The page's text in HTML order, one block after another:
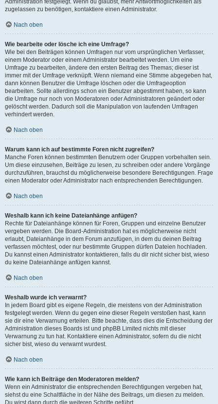
Administration festgelegt. Wenn du glaubst, mehr Antwortmöglichkeiten als
zugelassen zu benötigen, kontaktiere einen Administrator.
Nach oben
Wie bearbeite oder lösche ich eine Umfrage?
Wie bei den Beiträgen können Umfragen nur vom ursprünglichen Verfasser,
einem Moderator oder einem Administrator bearbeitet werden. Um eine
Umfrage zu bearbeiten, ändere den ersten Beitrag des Themas; dieser ist
immer mit der Umfrage verknüpft. Wenn niemand eine Stimme abgegeben hat,
dann können Benutzer die Umfrage löschen oder die Umfrageoption
bearbeiten. Sollte allerdings schon ein Benutzer abgestimmt haben, so kann
die Umfrage nur noch von Moderatoren oder Administratoren geändert oder
gelöscht werden. Dadurch soll die Manipulation von laufenden Umfragen
verhindert werden.
Nach oben
Warum kann ich auf bestimmte Foren nicht zugreifen?
Manche Foren können bestimmten Benutzern oder Gruppen vorbehalten sein.
Um diese einzusehen, Beiträge zu lesen, zu schreiben oder andere Vorgänge
durchzuführen, brauchst du möglicherweise besondere Berechtigungen. Frage
einen Moderator oder Administrator nach entsprechenden Berechtigungen.
Nach oben
Weshalb kann ich keine Dateianhänge anfügen?
Rechte für Dateianhänge können für Foren, Gruppen und einzelne Benutzer
vergeben werden. Die Board-Administration hat es möglicherweise nicht
erlaubt, Dateianhänge in dem Forum anzufügen, in dem du deinen Beitrag
verfassen möchtest, oder nur bestimmte Gruppen dürfen Dateien hochladen.
Du kannst einen Administrator kontaktieren, falls du dir nicht sicher bist, wieso
du keine Dateianhänge anfügen kannst.
Nach oben
Weshalb wurde ich verwarnt?
In jedem Board gibt es eigene Regeln, die meistens von der Administration
festgelegt werden. Wenn du gegen eine dieser Regeln verstoßen hast, kann
sie dir eine Verwarnung erteilen. Bitte beachte, dass dies die Entscheidung der
Administration dieses Boards ist und phpBB Limited nichts mit dieser
Verwarnung zu tun hat. Kontaktiere einen Administrator, sofern du die nicht
sicher bist, wieso du verwarnt wurdest.
Nach oben
Wie kann ich Beiträge den Moderatoren melden?
Wenn ein Administrator die entsprechenden Berechtigungen vergeben hat,
siehst du eine Schaltfläche in der Nähe des Beitrags, um diesen zu melden.
Du wirst dann durch die weiteren Schritte geführt.